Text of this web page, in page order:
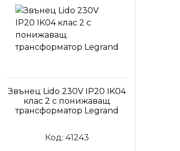
Звънец Lido 230V IP20 IK04
клас 2 с понижаващ
трансформатор Legrand
Код: 41243